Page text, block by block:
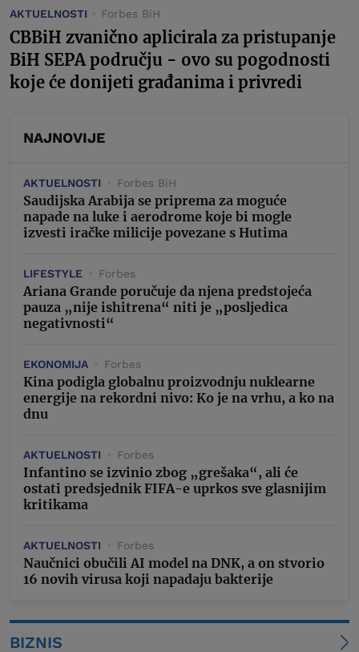
AKTUELNOSTI Forbes BiH
CBBiH zvanično aplicirala za pristupanje
BiH SEPA području - ovo su pogodnosti
koje će donijeti građanima i privredi
NAJNOVIJE
AKTUELNOSTI Forbes BiH
Saudijska Arabija se priprema za moguće
napade na luke i aerodrome koje bi mogle
izvesti iračke milicije povezane s Hutima
LIFESTYLE Forbes
Ariana Grande poručuje da njena predstojeća
pauza „nije ishitrena“ niti je „posljedica
negativnosti“
EKONOMIJA Forbes
Kina podigla globalnu proizvodnju nuklearne
energije na rekordni nivo: Ko je na vrhu, a ko na
dnu
AKTUELNOSTI Forbes
Infantino se izvinio zbog „grešaka“, ali će
ostati predsjednik FIFA-e uprkos sve glasnijim
kritikama
AKTUELNOSTI Forbes
Naučnici obučili AI model na DNK, a on stvorio
16 novih virusa koji napadaju bakterije
BIZNIS